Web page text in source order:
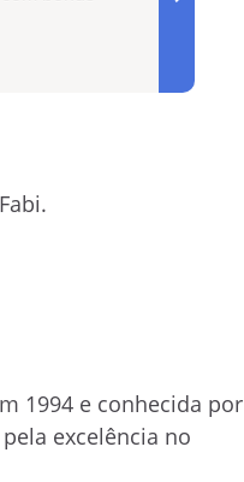
1994 e conhecida por
excelência no